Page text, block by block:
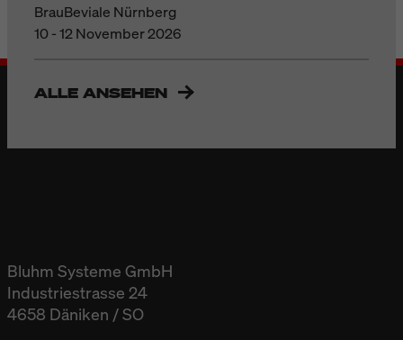
BrauBeviale Nürnberg
10 - 12 November 2026
ALLE ANSEHEN
Bluhm Systeme GmbH
Industriestrasse 24
4658 Däniken / SO